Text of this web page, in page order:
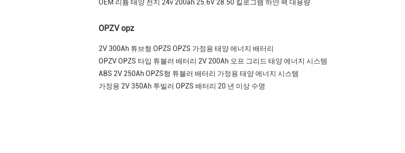
OEM 리튬 태양 전지 24v 200ah 25.6V 28.50 킬로그램 하얀 팩 대용량
OPZV opz
2V 300Ah 튜브형 OPZS OPZS 가정용 태양 에너지 배터리
OPZV OPZS 타입 튜블러 배터리 2V 200Ah 오프 그리드 태양 에너지 시스템
ABS 2V 250Ah OPZS형 튜블러 배터리 가정용 태양 에너지 시스템
가정용 2V 350Ah 투빌러 OPZS 배터리 20 년 이상 수명